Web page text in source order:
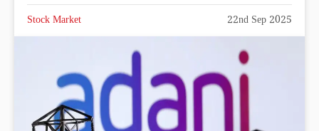
Stock Market 22nd Sep 2025